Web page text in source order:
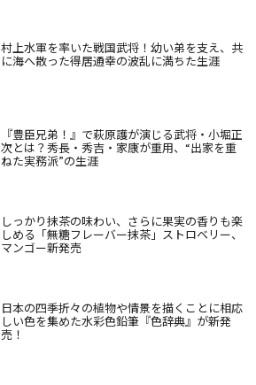
村上水軍を率いた戦国武将！幼い弟を支え、共
に海へ散った得居通幸の波乱に満ちた生涯
『豊臣兄弟！』で萩原護が演じる武将・小堀正
次とは？秀長・秀吉・家康が重用、“出家を重
ねた実務派”の生涯
しっかり抹茶の味わい、さらに果実の香りも楽
しめる「無糖フレーバー抹茶」ストロベリー、
マンゴー新発売
日本の四季折々の植物や情景を描くことに相応
しい色を集めた水彩色鉛筆『色辞典』が新発
売！